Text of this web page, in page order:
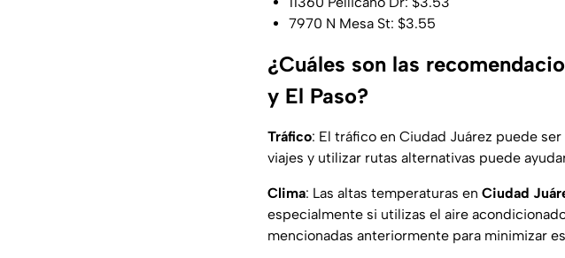
7970 N Mesa St: $3.55
¿Cuáles son las
y El Paso?
Tráfico: El tráfico en Ciudad Juárez puede
viajes y utilizar rutas alternativas puede
Clima: Las altas temperaturas en Ciudad
especialmente si utilizas el aire
mencionadas anteriormente para minimizar